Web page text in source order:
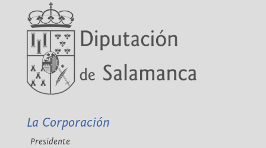
La Corporación
Presidente